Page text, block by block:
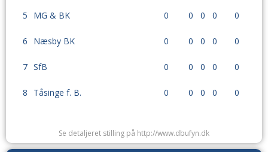
5 MG & BK 0 0 0 0 0
6 Næsby BK 0 0 0 0 0
7 SfB 0 0 0 0 0
8 Tåsinge f. B. 0 0 0 0 0
Se detaljeret stilling på http://www.dbufyn.dk